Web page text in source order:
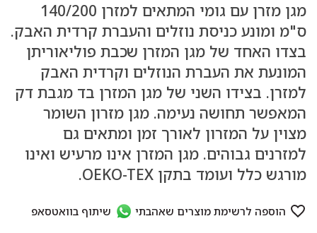
מגן מזרן עם גומי המתאים למזרן 140/200
ס"מ ומונע כניסת נוזלים והעברת קרדית האבק.
בצדו האחד של מגן המזרן שכבת פוליאוריתן
המונעת את העברת הנוזלים וקרדית האבק
למזרן. בצידו השני של מגן המזרן בד מגבת דק
המאפשר תחושה נעימה. מגן מזרון השומר
מצוין על המזרון לאורך זמן ומתאים גם
למזרנים גבוהים. מגן המזרן אינו מרעיש ואינו
מורגש כלל ועומד בתקן OEKO-TEX.